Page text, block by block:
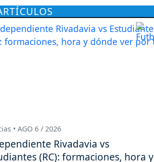
• AGO 6 / 2026
Rivadavia vs
(RC): formaciones, hora y